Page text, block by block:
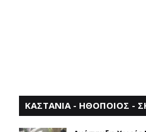
ΚΑΣΤΑΝΙΑ - ΗΘΟΠΟΙΟΣ -